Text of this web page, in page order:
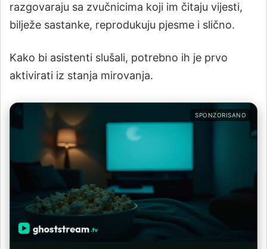
razgovaraju sa zvučnicima koji im čitaju vijesti,
bilježe sastanke, reprodukuju pjesme i slično.
Kako bi asistenti slušali, potrebno ih je prvo
aktivirati iz stanja mirovanja.
SPONZORISANO